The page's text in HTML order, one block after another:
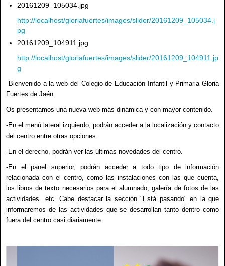
20161209_105034.jpg
http://localhost/gloriafuertes/images/slider/20161209_105034.j
pg
20161209_104911.jpg
http://localhost/gloriafuertes/images/slider/20161209_104911.jp
g
Bienvenido a la web del Colegio de Educación Infantil y Primaria Gloria
Fuertes de Jaén.
Os presentamos una nueva web más dinámica y con mayor contenido.
-En el menú lateral izquierdo, podrán acceder a la localización y contacto
del centro entre otras opciones.
-En el derecho, podrán ver las últimas novedades del centro.
-En el panel superior, podrán acceder a todo tipo de información
relacionada con el centro, como las instalaciones con las que cuenta,
los libros de texto necesarios para el alumnado, galería de fotos de las
actividades...etc. Cabe destacar la sección "Está pasando" en la que
informaremos de las actividades que se desarrollan tanto dentro como
fuera del centro casi diariamente.